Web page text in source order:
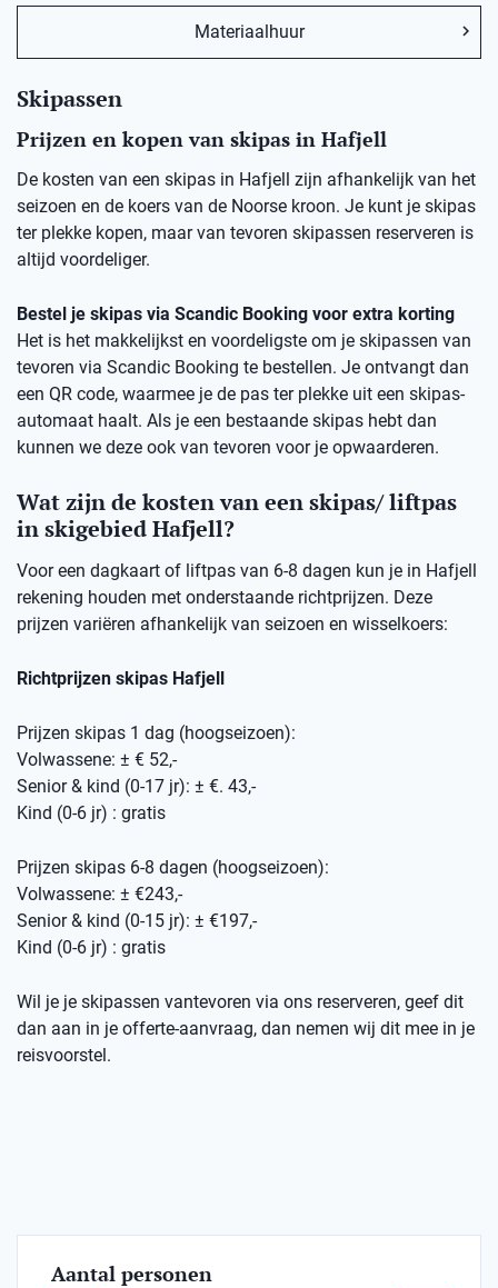
Materiaalhuur
Skipassen
Prijzen en kopen van skipas in Hafjell
De kosten van een skipas in Hafjell zijn afhankelijk van het
seizoen en de koers van de Noorse kroon. Je kunt je skipas
ter plekke kopen, maar van tevoren skipassen reserveren is
altijd voordeliger.
Bestel je skipas via Scandic Booking voor extra korting
Het is het makkelijkst en voordeligste om je skipassen van
tevoren via Scandic Booking te bestellen. Je ontvangt dan
een QR code, waarmee je de pas ter plekke uit een skipas-
automaat haalt. Als je een bestaande skipas hebt dan
kunnen we deze ook van tevoren voor je opwaarderen.
Wat zijn de kosten van een skipas/ liftpas
in skigebied Hafjell?
Voor een dagkaart of liftpas van 6-8 dagen kun je in Hafjell
rekening houden met onderstaande richtprijzen. Deze
prijzen variëren afhankelijk van seizoen en wisselkoers:
Richtprijzen skipas Hafjell
Prijzen skipas 1 dag (hoogseizoen):
Volwassene: ± € 52,-
Senior & kind (0-17 jr): ± €. 43,-
Kind (0-6 jr) : gratis
Prijzen skipas 6-8 dagen (hoogseizoen):
Volwassene: ± €243,-
Senior & kind (0-15 jr): ± €197,-
Kind (0-6 jr) : gratis
Wil je je skipassen vantevoren via ons reserveren, geef dit
dan aan in je offerte-aanvraag, dan nemen wij dit mee in je
reisvoorstel.
Aantal personen